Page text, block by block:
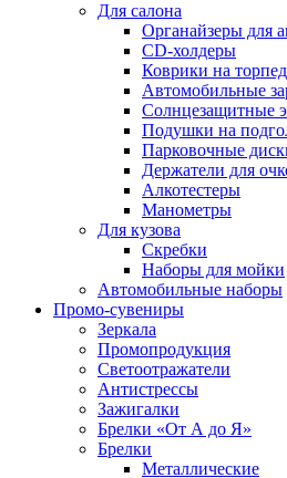
Для салона
Органайзеры для
CD-холдеры
Коврики на
Автомобильные
Солнцезащитные
Подушки на
Парковочные
Держатели для
Алкотестеры
Манометры
Для кузова
Скребки
Наборы для мойки
Автомобильные наборы
Промо-сувениры
Зеркала
Промопродукция
Светоотражатели
Антистрессы
Зажигалки
Брелки «От А до Я»
Брелки
Металлические